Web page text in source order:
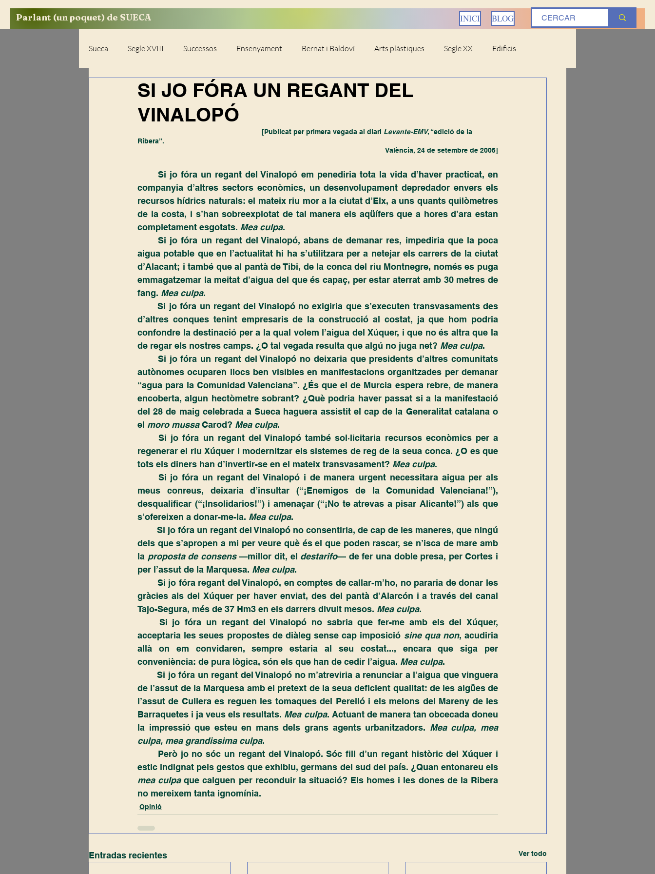
Parlant (un poquet) de SUECA INICI BLOG
Sueca Segle XVIII Successos Ensenyament Bernat i Baldoví Arts plàstiques Segle XX Edificis
Diccionaris Segle XIX Demografia Biografies Bibliografia
Música Terratinents Política
Buidatges de documents
SI JO FÓRA UN REGANT DEL
VINALOPÓ
[Publicat per primera vegada al diari Levante-EMV, “edició de la
Ribera”.
València, 24 de setembre de 2005]
Si jo fóra un regant del Vinalopó em penediria tota la vida d’haver practicat, en
companyia d’altres sectors econòmics, un desenvolupament depredador envers els
recursos hídrics naturals: el mateix riu mor a la ciutat d’Elx, a uns quants quilòmetres
de la costa, i s’han sobreexplotat de tal manera els aqüífers que a hores d’ara estan
completament esgotats. Mea culpa.
	Si jo fóra un regant del Vinalopó, abans de demanar res, impediria que la poca
aigua potable que en l’actualitat hi ha s’utilitzara per a netejar els carrers de la ciutat
d’Alacant; i també que al pantà de Tibi, de la conca del riu Montnegre, només es puga
emmagatzemar la meitat d’aigua del que és capaç, per estar aterrat amb 30 metres de
fang. Mea culpa.
	Si jo fóra un regant del Vinalopó no exigiria que s’executen transvasaments des
d’altres conques tenint empresaris de la construcció al costat, ja que hom podria
confondre la destinació per a la qual volem l’aigua del Xúquer, i que no és altra que la
de regar els nostres camps. ¿O tal vegada resulta que algú no juga net? Mea culpa.
autònomes ocuparen llocs ben visibles en manifestacions organitzades per demanar
“agua para la Comunidad Valenciana”. ¿És que el de Murcia espera rebre, de manera
encoberta, algun hectòmetre sobrant? ¿Què podria haver passat si a la manifestació
del 28 de maig celebrada a Sueca haguera assistit el cap de la Generalitat catalana o
el moro mussa Carod? Mea culpa.
	Si jo fóra un regant del Vinalopó també sol·licitaria recursos econòmics per a
regenerar el riu Xúquer i modernitzar els sistemes de reg de la seua conca. ¿O es que
tots els diners han d’invertir-se en el mateix transvasament? Mea culpa.
meus conreus, deixaria d’insultar (“¡Enemigos de la Comunidad Valenciana!”),
desqualificar (“¡Insolidarios!”) i amenaçar (“¡No te atrevas a pisar Alicante!”) als que
s’ofereixen a donar-me-la. Mea culpa.
dels que s’apropen a mi per veure què és el que poden rascar, se n’isca de mare amb
la proposta de consens —millor dit, el destarifo— de fer una doble presa, per Cortes i
per l’assut de la Marquesa. Mea culpa.
gràcies als del Xúquer per haver enviat, des del pantà d’Alarcón i a través del canal
Tajo-Segura, més de 37 Hm3 en els darrers divuit mesos. Mea culpa.
acceptaria les seues propostes de diàleg sense cap imposició sine qua non, acudiria
allà on em convidaren, sempre estaria al seu costat..., encara que siga per
conveniència: de pura lògica, són els que han de cedir l’aigua. Mea culpa.
	Si jo fóra un regant del Vinalopó no m’atreviria a renunciar a l’aigua que vinguera
de l’assut de la Marquesa amb el pretext de la seua deficient qualitat: de les aigües de
l’assut de Cullera es reguen les tomaques del Perelló i els melons del Mareny de les
Barraquetes i ja veus els resultats. Mea culpa. Actuant de manera tan obcecada doneu
la impressió que esteu en mans dels grans agents urbanitzadors. Mea culpa, mea
culpa, mea grandissima culpa.
mea culpa que calguen per reconduir la situació? Els homes i les dones de la Ribera
no mereixem tanta ignomínia.
Opinió
Entradas recientes Ver todo